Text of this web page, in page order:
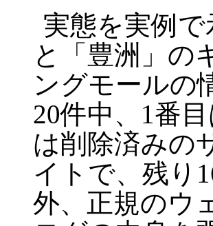
実態を実例
と「豊洲」の
ングモールの
20件中、 1番
は削除済みの
イトで、残り
外、正規のウ